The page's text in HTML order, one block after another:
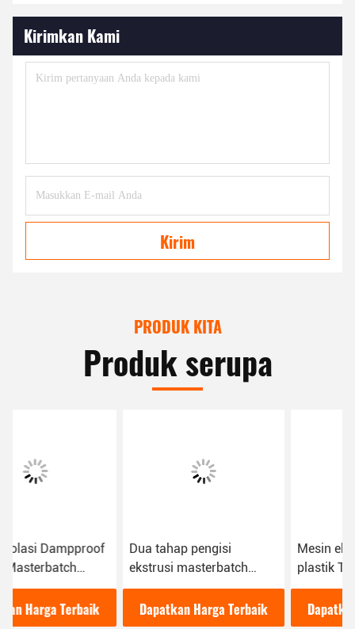
Kirimkan Kami
Kirim
PRODUK KITA
Produk serupa
Dua tahap pengisi
ekstrusi masterbatch
mesin sekrup tunggal &
kembar
Dapatkan Harga Terbaik
Mesin ekstruder sekrup
plastik Twin dekoratif
untuk pengisi
Masterbatch
Dapatkan Harga Terbaik